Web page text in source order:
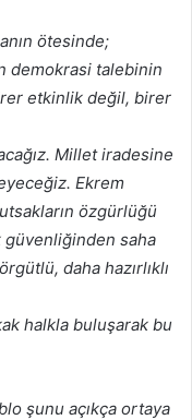
ötesinde;
demokrasi talebinin
etkinlik değil, birer
Millet iradesine
Ekrem
özgürlüğü
güvenliğinden saha
daha hazırlıklı
halkla buluşarak bu
şunu açıkça ortaya